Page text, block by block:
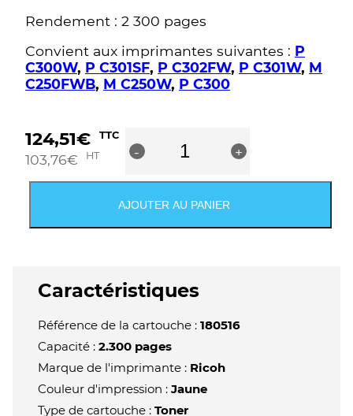
Rendement : 2 300 pages
Convient aux imprimantes suivantes : P
C300W, P C301SF, P C302FW, P C301W, M
C250FWB, M C250W, P C300
124,51€ TTC
103,76€ HT -
MC250/PC300/PC301/PC302
Cartouche
-
408355/M
C250Y
+
AJOUTER AU PANIER
Caractéristiques
Référence de la cartouche : 180516
Capacité : 2.300 pages
Marque de l'imprimante : Ricoh
Couleur d'impression : Jaune
Type de cartouche : Toner